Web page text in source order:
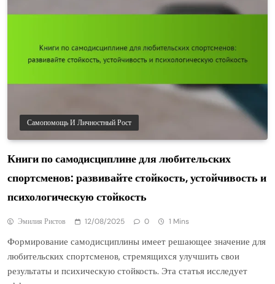
Самопомощь И Личностный Рост
Книги по самодисциплине для любительских
спортсменов: развивайте стойкость, устойчивость и
психологическую стойкость
Эмилия Ристов 12/08/2025 0 1 Mins
Формирование самодисциплины имеет решающее значение для
любительских спортсменов, стремящихся улучшить свои
результаты и психическую стойкость. Эта статья исследует